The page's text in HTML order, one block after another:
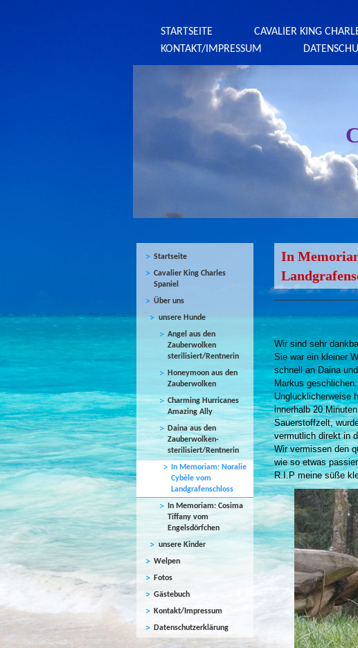
STARTSEITE CAVALIER KING
KONTAKT/IMPRESSUM
Startseite
Cavalier King Charles
Spaniel
Über uns
unsere Hunde
Angel aus den
Zauberwolken
sterilisiert/Rentnerin
Honeymoon aus den
Zauberwolken
Charming Hurricanes
Amazing Ally
Daina aus den
Zauberwolken-
sterilisiert/Rentnerin
In Memoriam: Noralie
Cybèle vom
Landgrafenschloss
In Memoriam: Cosima
Tiffany vom
Engelsdörfchen
unsere Kinder
Welpen
Fotos
Gästebuch
Kontakt/Impressum
Datenschutzerklärung
In
Wir sind sehr
Sie war ein kleiner
schnell an Daina
Markus geschlichen.
Unglücklicherweise
innerhalb 20
Sauerstoffzelt,
vermutlich direkt in
Wir vermissen den
wie so etwas
R.I.P meine süße